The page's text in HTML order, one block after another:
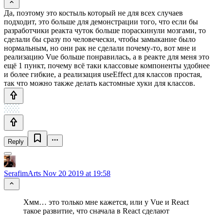
Да, поэтому это костыль который не для всех случаев
подходит, это больше для демонстрации того, что если бы
разработчики реакта чуток больше пораскинули мозгами, то
сделали бы сразу по человечески, чтобы замыкание было
нормальным, но они рак не сделали почему-то, вот мне и
реализацию Vue больше понравилась, а в реакте для меня это
ещё 1 пункт, почему всё таки классовые компоненты удобнее
и более гибкие, а реализация useEffect для классов простая,
так что можно также делать кастомные хуки для классов.
Reply
SerafimArts Nov 20 2019 at 19:58
Хмм… это только мне кажется, или у Vue и React
такое развитие, что сначала в React сделают